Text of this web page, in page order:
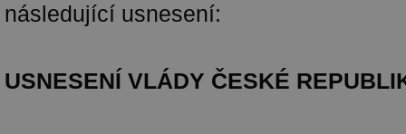
následující usnesení:
USNESENÍ VLÁDY ČESKÉ